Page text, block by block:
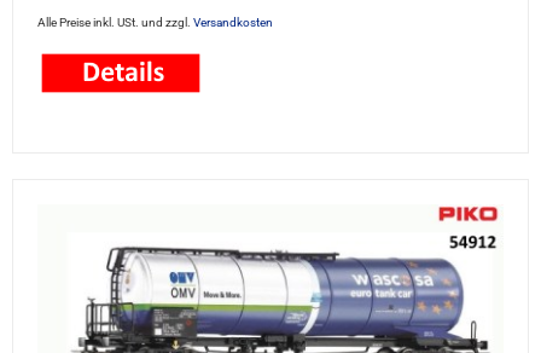
Alle Preise inkl. USt. und zzgl. Versandkosten